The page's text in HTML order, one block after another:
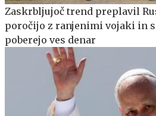
Zaskrbljujoč trend preplavil
poročijo z ranjenimi vojaki in
poberejo ves denar